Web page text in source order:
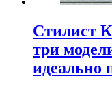
Стилист
три
идеально